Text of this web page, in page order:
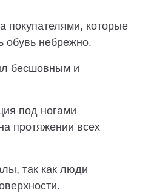
покупателями, которые
обувь небрежно.
бесшовным и
под ногами
протяжении всех
так как люди